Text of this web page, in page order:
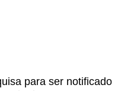
para ser notificado